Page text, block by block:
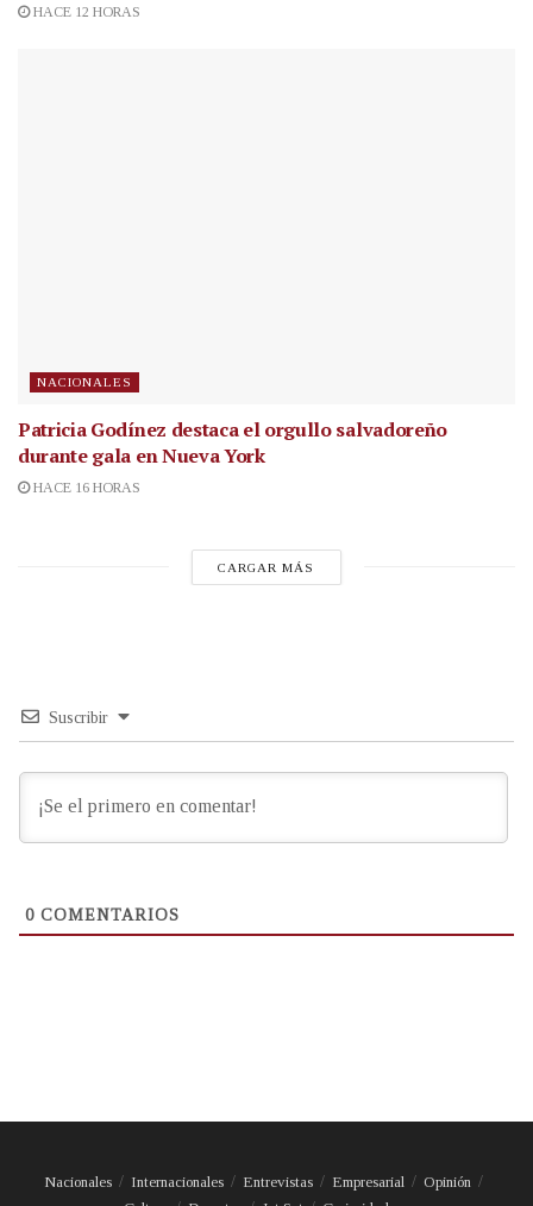
HACE 12 HORAS
NACIONALES
Patricia Godínez destaca el orgullo salvadoreño
durante gala en Nueva York
HACE 16 HORAS
CARGAR MÁS
Suscribir
0 COMENTARIOS
Nacionales Internacionales Entrevistas Empresarial
Opinión